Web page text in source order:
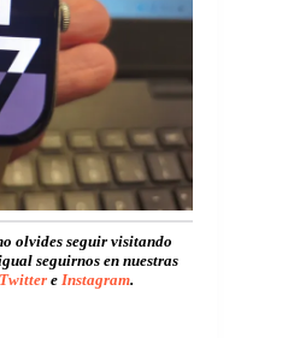
olvides seguir visitando
seguirnos en nuestras
Twitter e Instagram.